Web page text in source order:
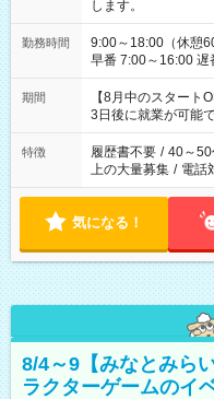
します。
勤務時間
9:00～18:00（休憩60分） ■ご希望があれば下記シ
早番 7:00～16:00 遅番
と休みを合わせたい
「できれば残業は
ね。 ※Wワーク希望の方へ 今ご覧のお仕事で希望する勤務時間
と、もう1つのお仕
合は応募できません
期間
【8月中のスター
3日後に就業が可能
特徴 履歴書不要 / 40～50
上の大量募集 / 電話
気になる！
8/4～9【みなとみら
ラクターゲームのイ